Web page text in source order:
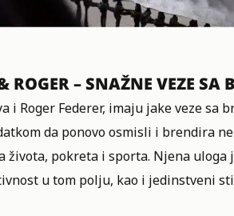
ROGER – SNAŽNE VEZE SA
i Roger Federer, imaju jake veze
da ponovo osmisli i brendira
života, pokreta i sporta. Njena
u tom polju, kao i jedinstveni